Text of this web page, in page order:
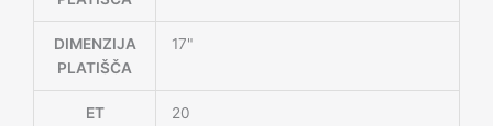
DIMENZIJA
PLATIŠČA
17"
ET
20